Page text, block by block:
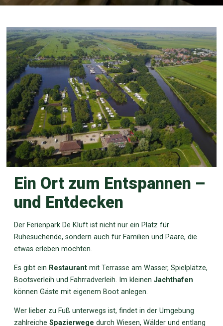
Ein Ort zum Entspannen –
und Entdecken
Der Ferienpark De Kluft ist nicht nur ein Platz für
Ruhesuchende, sondern auch für Familien und Paare, die
etwas erleben möchten.
Es gibt ein Restaurantmit Terrasse am Wasser, Spielplätze,
Bootsverleih und Fahrradverleih. Im kleinen Jachthafen
können Gäste mit eigenem Boot anlegen.
Wer lieber zu Fuß unterwegs ist, findet in der Umgebung
zahlreiche Spazierwege durch Wiesen, Wälder und entlang